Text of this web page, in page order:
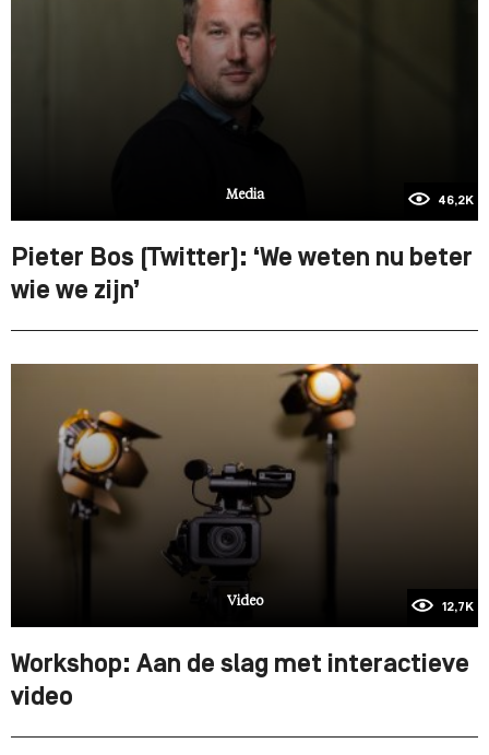
Media 46,2K
Pieter Bos (Twitter): ‘We weten nu beter
wie we zijn’
Video 12,7K
Workshop: Aan de slag met interactieve
video